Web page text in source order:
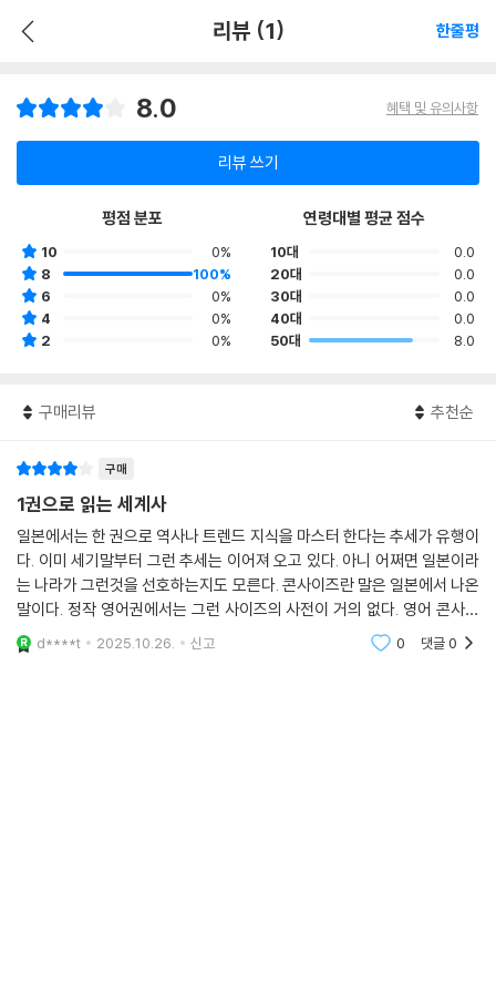
리뷰 (1) 한줄평
8.0 혜택 및 유의사항
리뷰 쓰기
평점 분포
10
0%
8
100%
6
0%
4
0%
2
0%
연령대별 평균 점수
10대
0.0
20대
0.0
30대
0.0
40대
0.0
50대
8.0
구매리뷰 추천순
구매
1권으로 읽는 세계사
일본에서는 한 권으로 역사나 트렌드 지식을 마스터 한다는 추세가 유행이
다. 이미 세기말부터 그런 추세는 이어져 오고 있다. 아니 어쩌면 일본이라
는 나라가 그런것을 선호하는지도 모른다. 콘사이즈란 말은 일본에서 나온
말이다. 정작 영어권에서는 그런 사이즈의 사전이 거의 없다. 영어 콘사이
즈 사전이라 해서 문고본 크기의 분량에 왠만한 영어단어가 다 실려있다.
자신의 손안에
d****t 2025.10.26. 신고 0 댓글0